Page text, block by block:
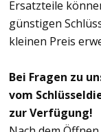
Ersatzteile
günstigen
kleinen Preis
Bei Fragen zu
vom
zur Verfügung!